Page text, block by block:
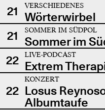
21
VERSCHIEDENES
Wörterwirbel
21
SOMMER IM SÜDPOL
Sommer im
22
LIVE-PODCAST
Extrem
22
KONZERT
Losus
Albumtaufe